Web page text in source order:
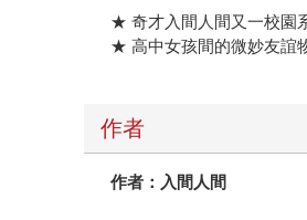
★ 奇才入間人間又一校園
★ 高中女孩間的微妙友誼
作者
作者：入間人間